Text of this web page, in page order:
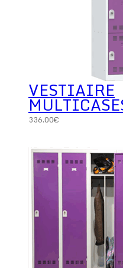
VESTIAIRE
336.00€